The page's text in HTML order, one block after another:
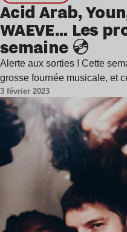
Acid Arab,
WAEVE… Les
semaine 💿
Alerte aux sorties ! Cette
grosse fournée musicale, et
3 février 2023